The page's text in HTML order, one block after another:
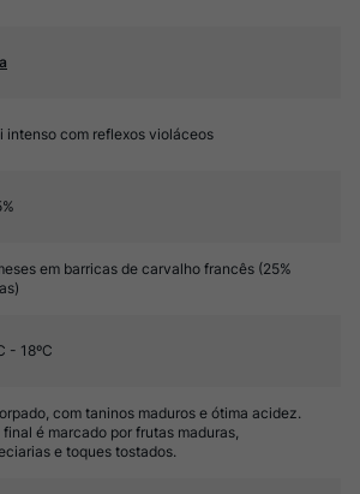
intenso com reflexos violáceos
em barricas de carvalho francês (25%
- 18ºC
com taninos maduros e ótima acidez.
final é marcado por frutas maduras,
e toques tostados.